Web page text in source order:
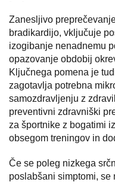
Zanesljivo
bradikardijo, vključuje
izogibanje nenadnemu
opazovanje obdobij
Ključnega pomena je
zagotavlja potrebna
samozdravljenju z
preventivni zdravniški
za športnike z bogatimi
obsegom treningov in
Če se poleg nizkega
poslabšani simptomi, se